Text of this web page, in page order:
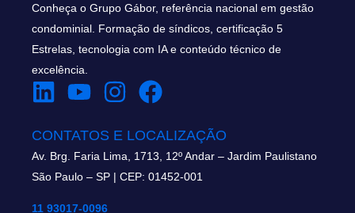
Conheça o Grupo Gábor, referência nacional em gestão
condominial. Formação de síndicos, certificação 5
Estrelas, tecnologia com IA e conteúdo técnico de
excelência.
CONTATOS E LOCALIZAÇÃO
Av. Brg. Faria Lima, 1713, 12º Andar – Jardim Paulistano
São Paulo – SP | CEP: 01452-001
11 93017-0096